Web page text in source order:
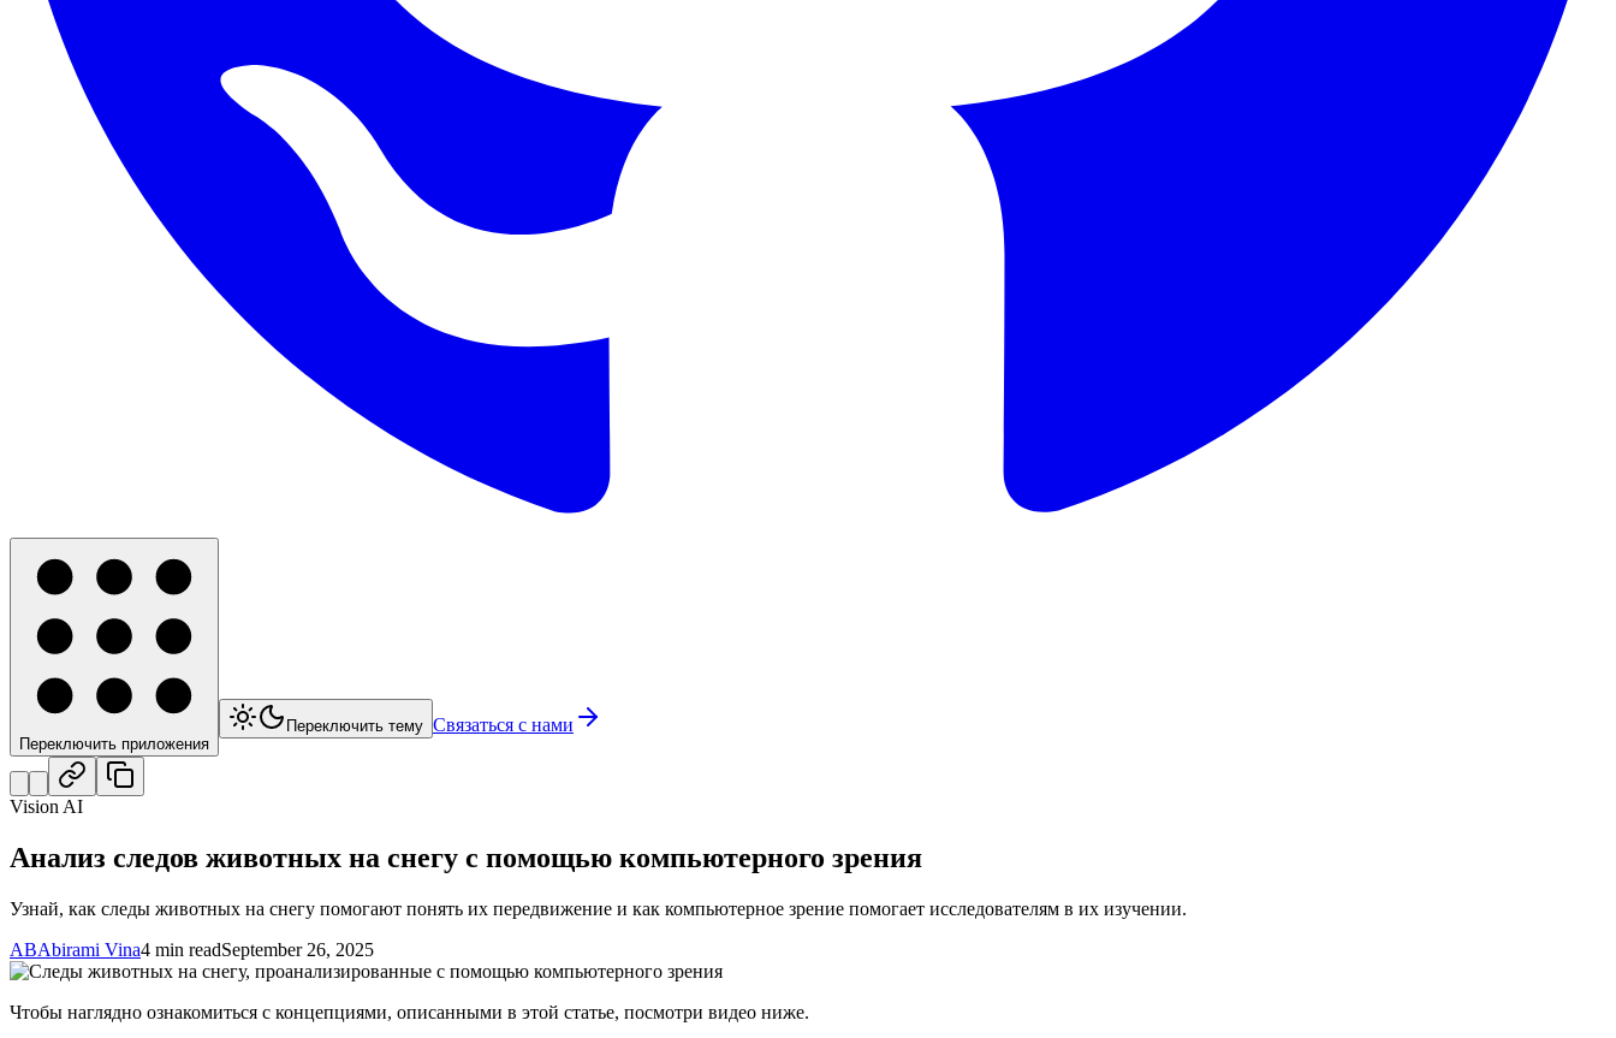
Переключить приложения
Переключить тему Связаться с нами
Vision AI
Анализ следов животных на снегу с помощью компьютерного зрения
Узнай, как следы животных на снегу помогают понять их передвижение и как компьютерное зрение помогает исследователям в их изучении.
ABAbirami Vina4 min readSeptember 26, 2025
Чтобы наглядно ознакомиться с концепциями, описанными в этой статье, посмотри видео ниже.